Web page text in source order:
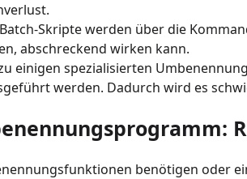
Skripte werden über die
abschreckend wirken kann.
einigen spezialisierten
werden. Dadurch wird es
benötigen oder